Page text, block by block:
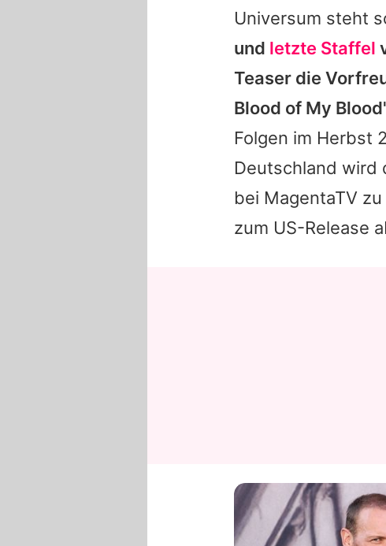
Universum steht
und letzte Staffel
Teaser die
Blood of My
Folgen im Herbst
Deutschland wird
bei MagentaTV
zum US-Release